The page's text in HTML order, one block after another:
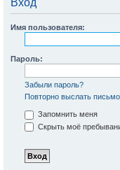
Вход
Имя пользователя:
Пароль:
Забыли пароль?
Повторно выслать
Запомнить меня
Скрыть моё